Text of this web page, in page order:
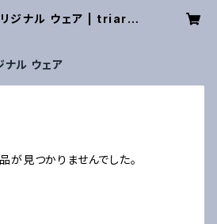
リジナル ウェア | triarti
ナル ウェア
が見つかりませんでした。